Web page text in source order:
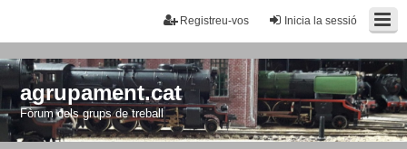
Inicia la sessió
Registreu-vos
agrupament.cat
Fòrum dels grups de treball